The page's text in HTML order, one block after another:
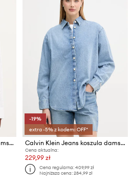
Calvin Klein Jeans koszula damska bawełniana
-19%
extra -5% z kodem: OFF*
Calvin Klein Jeans koszula damska jeansowa
Cena aktualna:
229,99 zł
Cena regularna:409,99 zł
Najniższa cena:284,99 zł